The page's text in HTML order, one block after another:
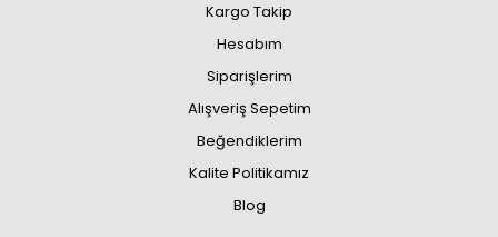
Kargo Takip
Hesabım
Siparişlerim
Alışveriş Sepetim
Beğendiklerim
Kalite Politikamız
Blog